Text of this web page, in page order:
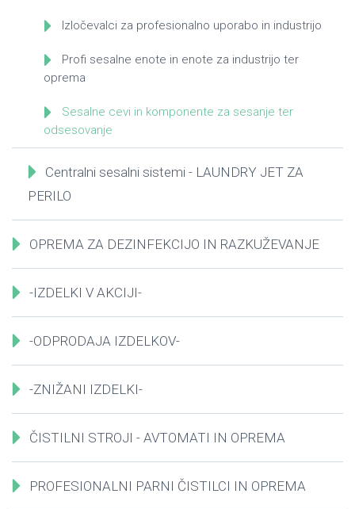
Izločevalci za profesionalno uporabo in industrijo
Profi sesalne enote in enote za industrijo ter
oprema
Sesalne cevi in komponente za sesanje ter
odsesovanje
Centralni sesalni sistemi - LAUNDRY JET ZA
PERILO
OPREMA ZA DEZINFEKCIJO IN RAZKUŽEVANJE
-IZDELKI V AKCIJI-
-ODPRODAJA IZDELKOV-
-ZNIŽANI IZDELKI-
ČISTILNI STROJI - AVTOMATI IN OPREMA
PROFESIONALNI PARNI ČISTILCI IN OPREMA